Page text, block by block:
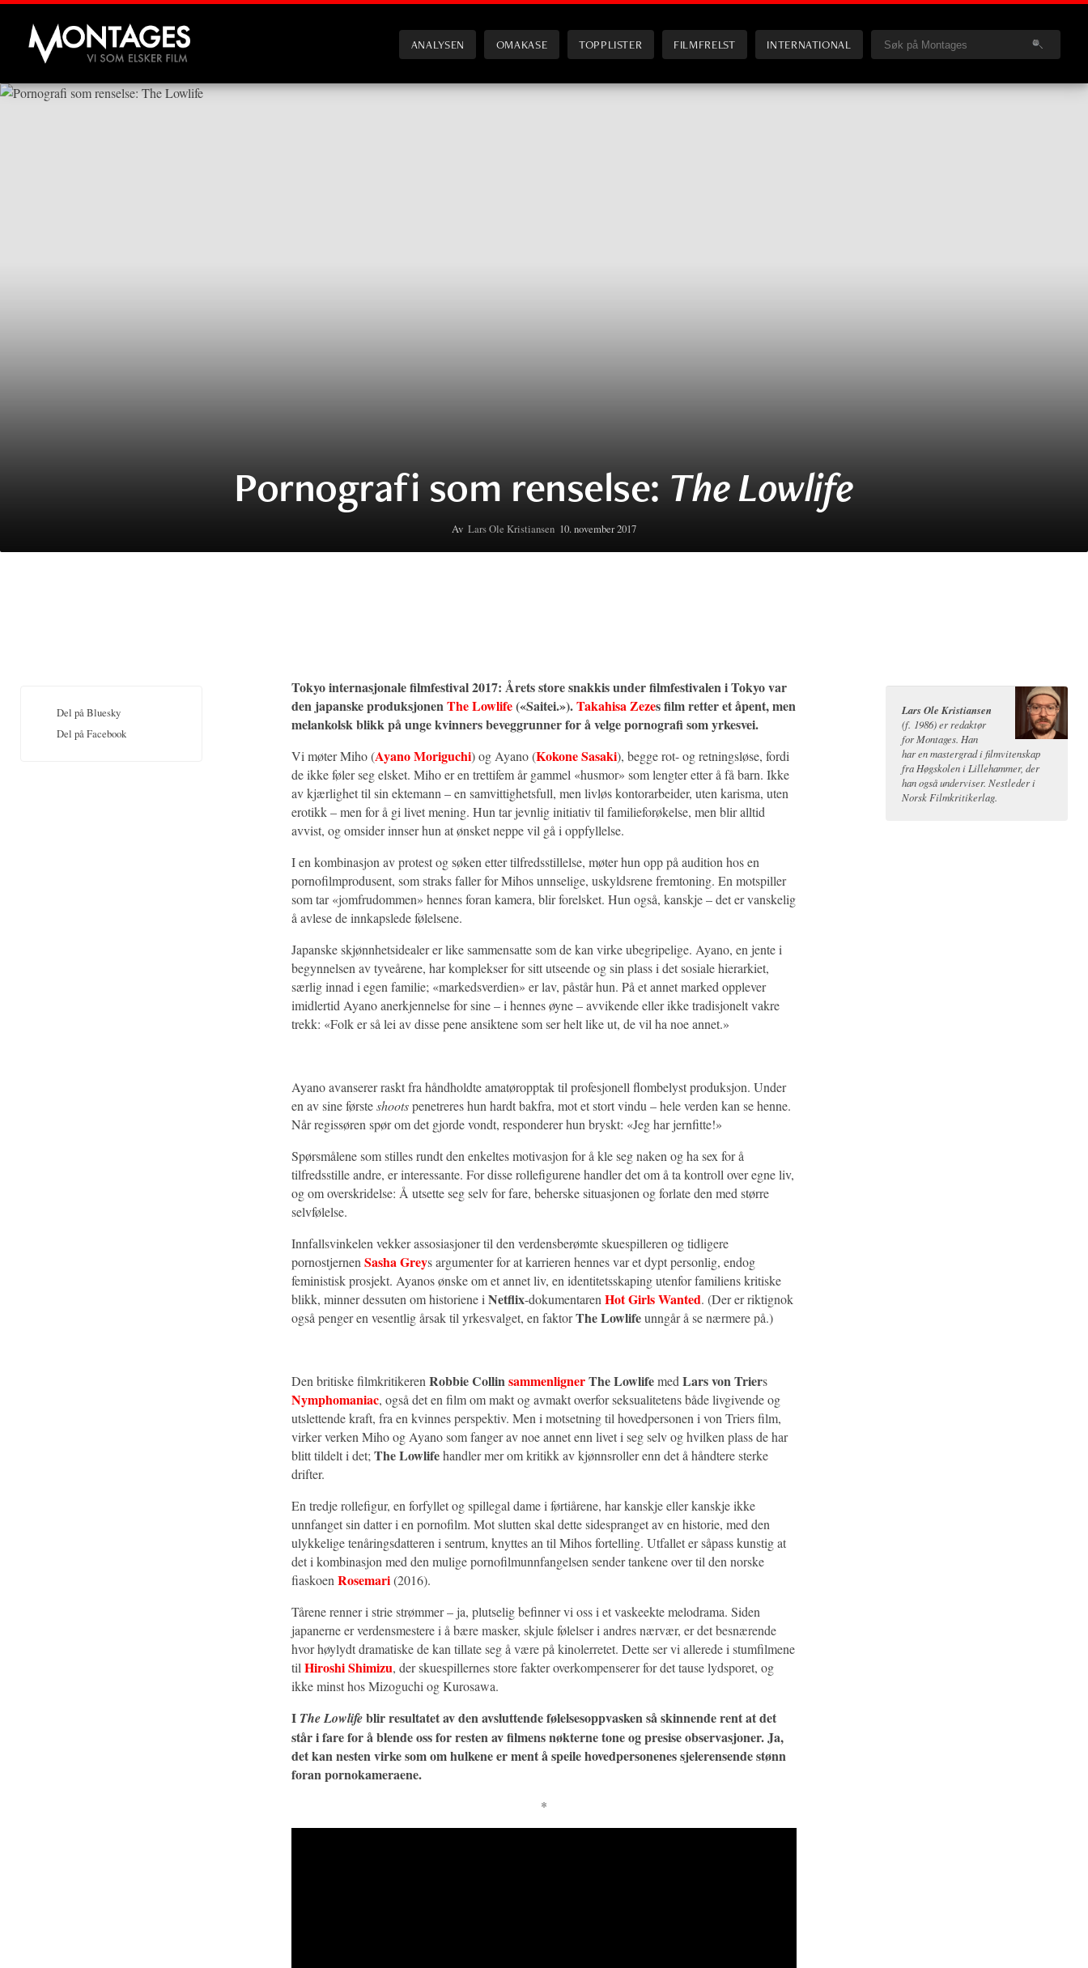
Montages
ANALYSEN OMAKASE TOPPLISTER FILMFRELST INTERNATIONAL
Pornografi som renselse:The Lowlife
Av Lars Ole Kristiansen 10. november 2017
Tokyo internasjonale filmfestival 2017: Årets store snakkis under filmfestivalen i Tokyo var
den japanske produksjonenThe Lowlife(«Saitei.»).Takahisa Zezes film retter et åpent, men
melankolsk blikk på unge kvinners beveggrunner for å velge pornografi som yrkesvei.
Vi møter Miho (Ayano Moriguchi) og Ayano (Kokone Sasaki), begge rot- og retningsløse, fordi
de ikke føler seg elsket. Miho er en trettifem år gammel «husmor» som lengter etter å få barn. Ikke
av kjærlighet til sin ektemann – en samvittighetsfull, men livløs kontorarbeider, uten karisma, uten
erotikk – men for å gi livet mening. Hun tar jevnlig initiativ til familieforøkelse, men blir alltid
avvist, og omsider innser hun at ønsket neppe vil gå i oppfyllelse.
I en kombinasjon av protest og søken etter tilfredsstillelse, møter hun opp på audition hos en
pornofilmprodusent, som straks faller for Mihos unnselige, uskyldsrene fremtoning. En motspiller
som tar «jomfrudommen» hennes foran kamera, blir forelsket. Hun også, kanskje – det er vanskelig
å avlese de innkapslede følelsene.
Japanske skjønnhetsidealer er like sammensatte som de kan virke ubegripelige. Ayano, en jente i
begynnelsen av tyveårene, har komplekser for sitt utseende og sin plass i det sosiale hierarkiet,
særlig innad i egen familie; «markedsverdien» er lav, påstår hun. På et annet marked opplever
imidlertid Ayano anerkjennelse for sine – i hennes øyne – avvikende eller ikke tradisjonelt vakre
trekk: «Folk er så lei av disse pene ansiktene som ser helt like ut, de vil ha noe annet.»
Ayano avanserer raskt fra håndholdte amatøropptak til profesjonell flombelyst produksjon. Under
en av sine førsteshootspenetreres hun hardt bakfra, mot et stort vindu – hele verden kan se henne.
Når regissøren spør om det gjorde vondt, responderer hun bryskt: «Jeg har jernfitte!»
Spørsmålene som stilles rundt den enkeltes motivasjon for å kle seg naken og ha sex for å
tilfredsstille andre, er interessante. For disse rollefigurene handler det om å ta kontroll over egne liv,
og om overskridelse: Å utsette seg selv for fare, beherske situasjonen og forlate den med større
selvfølelse.
Innfallsvinkelen vekker assosiasjoner til den verdensberømte skuespilleren og tidligere
pornostjernenSasha Greys argumenter for at karrieren hennes var et dypt personlig, endog
feministisk prosjekt. Ayanos ønske om et annet liv, en identitetsskaping utenfor familiens kritiske
blikk, minner dessuten om historiene iNetflix-dokumentarenHot Girls Wanted. (Der er riktignok
også penger en vesentlig årsak til yrkesvalget, en faktorThe Lowlifeunngår å se nærmere på.)
Den britiske filmkritikerenRobbie CollinsammenlignerThe LowlifemedLars von Triers
Nymphomaniac, også det en film om makt og avmakt overfor seksualitetens både livgivende og
utslettende kraft, fra en kvinnes perspektiv. Men i motsetning til hovedpersonen i von Triers film,
virker verken Miho og Ayano som fanger av noe annet enn livet i seg selv og hvilken plass de har
blitt tildelt i det;The Lowlifehandler mer om kritikk av kjønnsroller enn det å håndtere sterke
drifter.
En tredje rollefigur, en forfyllet og spillegal dame i førtiårene, har kanskje eller kanskje ikke
unnfanget sin datter i en pornofilm. Mot slutten skal dette sidespranget av en historie, med den
ulykkelige tenåringsdatteren i sentrum, knyttes an til Mihos fortelling. Utfallet er såpass kunstig at
det i kombinasjon med den mulige pornofilmunnfangelsen sender tankene over til den norske
fiaskoenRosemari(2016).
Tårene renner i strie strømmer – ja, plutselig befinner vi oss i et vaskeekte melodrama. Siden
japanerne er verdensmestere i å bære masker, skjule følelser i andres nærvær, er det besnærende
hvor høylydt dramatiske de kan tillate seg å være på kinolerretet. Dette ser vi allerede i stumfilmene
tilHiroshi Shimizu, der skuespillernes store fakter overkompenserer for det tause lydsporet, og
ikke minst hos Mizoguchi og Kurosawa.
I The Lowlifeblir resultatet av den avsluttende følelsesoppvasken så skinnende rent at det
står i fare for å blende oss for resten av filmens nøkterne tone og presise observasjoner. Ja,
det kan nesten virke som om hulkene er ment å speile hovedpersonenes sjelerensende stønn
foran pornokameraene.
*
Del på Bluesky
Del på Facebook
Lars Ole Kristiansen
(f. 1986) er redaktør
for Montages. Han
har en mastergrad i filmvitenskap
fra Høgskolen i Lillehammer, der
han også underviser. Nestleder i
Norsk Filmkritikerlag.